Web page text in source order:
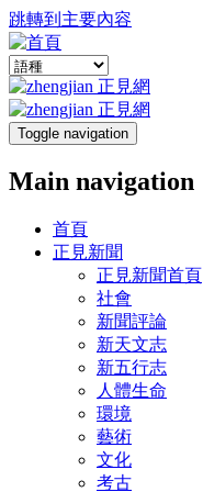
跳轉到主要內容
Toggle navigation
Main navigation
首頁
正見新聞
正見新聞首頁
社會
新聞評論
新天文志
新五行志
人體生命
環境
藝術
文化
考古